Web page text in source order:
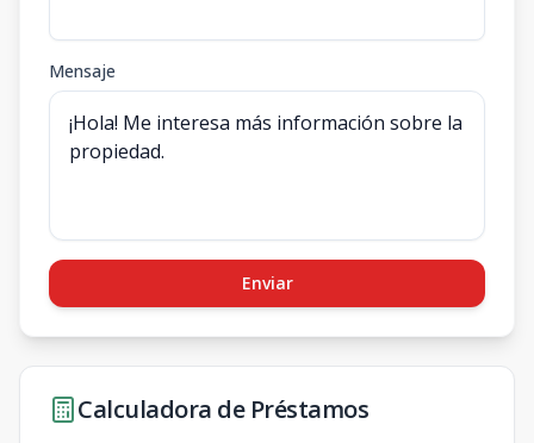
Mensaje
Enviar
Calculadora de Préstamos